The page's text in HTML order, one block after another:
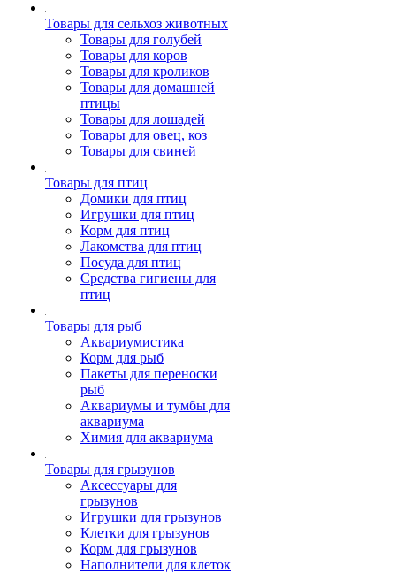
Товары для сельхоз животных
Товары для голубей
Товары для коров
Товары для кроликов
Товары для домашней
птицы
Товары для лошадей
Товары для овец, коз
Товары для свиней
Товары для птиц
Домики для птиц
Игрушки для птиц
Корм для птиц
Лакомства для птиц
Посуда для птиц
Средства гигиены для
птиц
Товары для рыб
Аквариумистика
Корм для рыб
Пакеты для переноски
рыб
Аквариумы и тумбы для
аквариума
Химия для аквариума
Товары для грызунов
Аксессуары для
грызунов
Игрушки для грызунов
Клетки для грызунов
Корм для грызунов
Наполнители для клеток